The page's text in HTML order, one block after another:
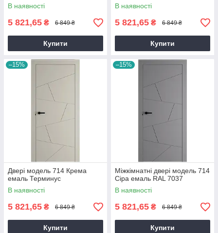
В наявності
5 821,65 ₴ 6 849 ₴
Купити
В наявності
5 821,65 ₴ 6 849 ₴
Купити
–15%
Двері модель 714 Крема
емаль Терминус
В наявності
5 821,65 ₴ 6 849 ₴
Купити
–15%
Міжкімнатні двері модель 714
Сіра емаль RAL 7037
В наявності
5 821,65 ₴ 6 849 ₴
Купити